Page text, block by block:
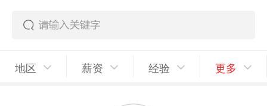
地区 薪资 经验 更多